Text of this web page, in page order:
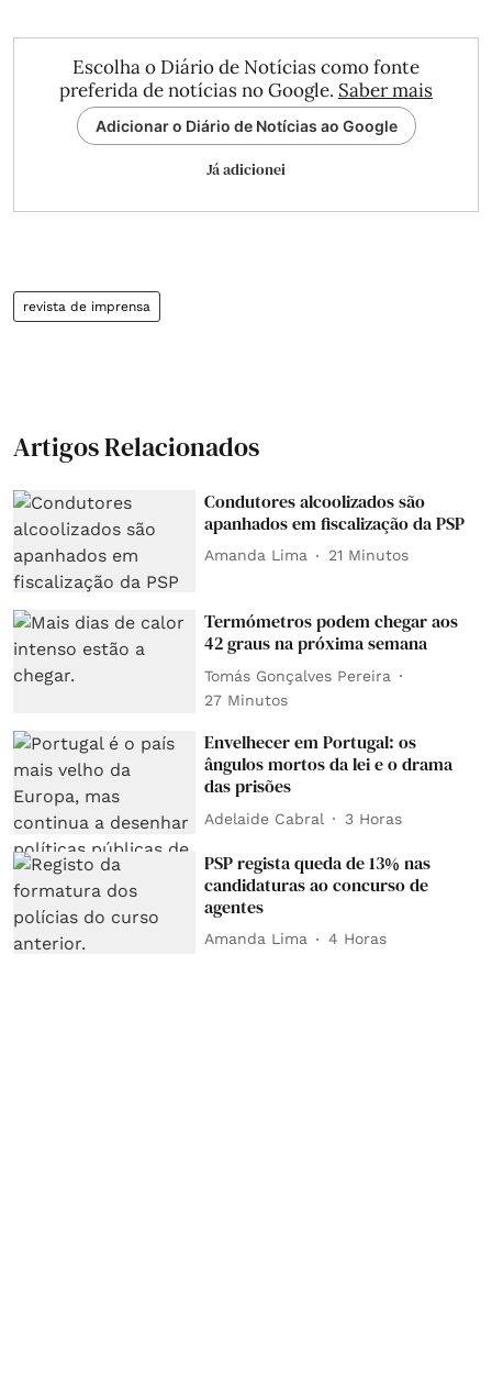
Escolha o Diário de Notícias como fonte
preferida de notícias no Google. Saber mais
Adicionar o Diário de Notícias ao Google
Já adicionei
revista de imprensa
Artigos Relacionados
Condutores alcoolizados são
apanhados em fiscalização da PSP
Amanda Lima 21 Minutos
Termómetros podem chegar aos
42 graus na próxima semana
Tomás Gonçalves Pereira
27 Minutos
Envelhecer em Portugal: os
ângulos mortos da lei e o drama
das prisões
Adelaide Cabral 3 Horas
PSP regista queda de 13% nas
candidaturas ao concurso de
agentes
Amanda Lima 4 Horas